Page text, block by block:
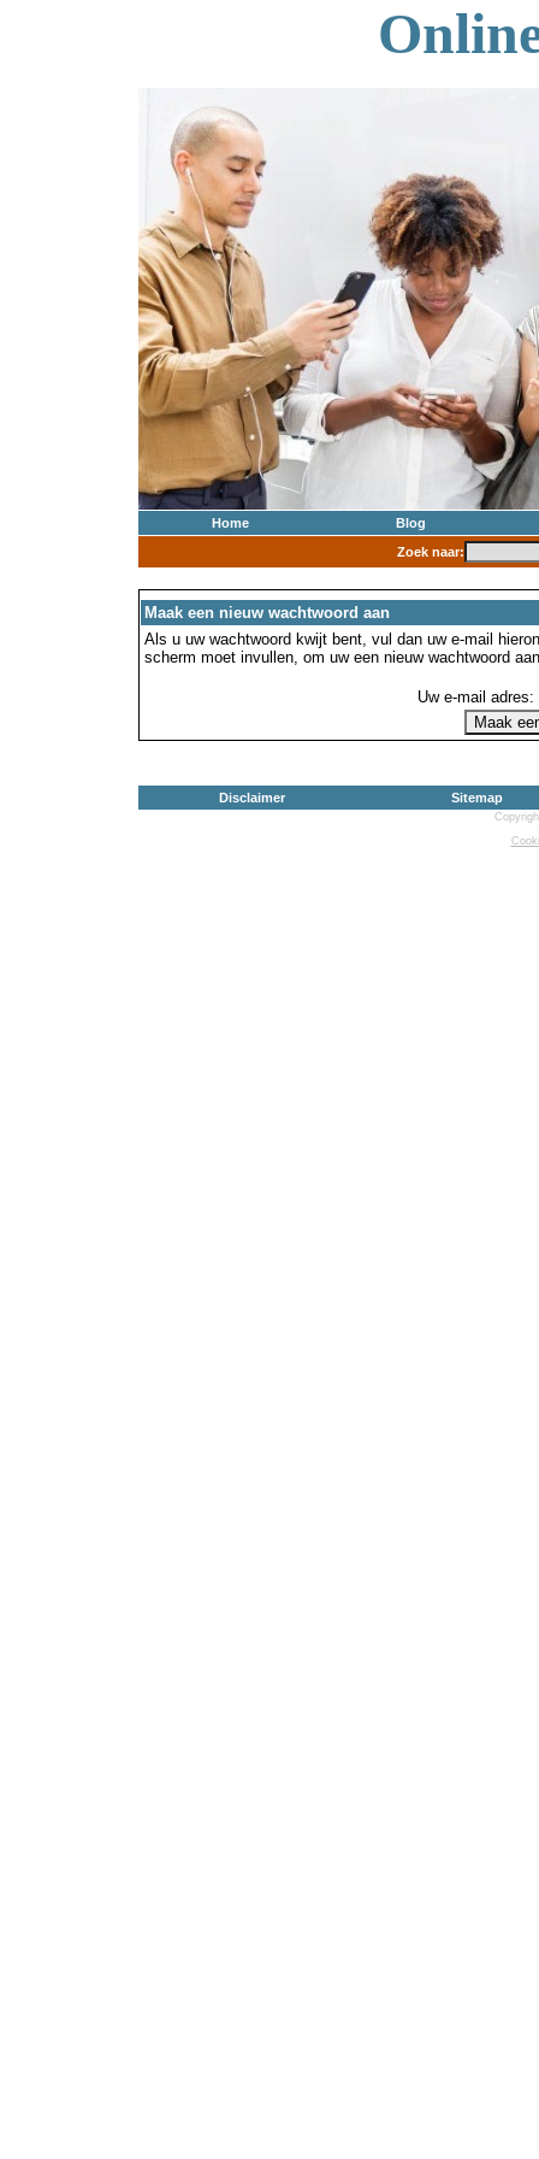
Home
Blog
Zoek naar:
Maak een nieuw wachtwoord aan
Als u uw wachtwoord kwijt bent, vul dan uw e-mail
scherm moet invullen, om uw een nieuw wachtwoord
Uw e-mail adres:
Disclaimer Sitemap